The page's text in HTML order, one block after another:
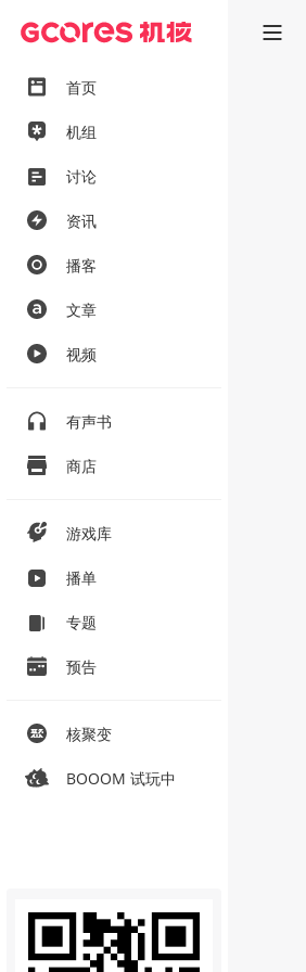
首页
机组
讨论
资讯
播客
文章
视频
有声书
商店
游戏库
播单
专题
预告
核聚变
BOOOM 试玩中